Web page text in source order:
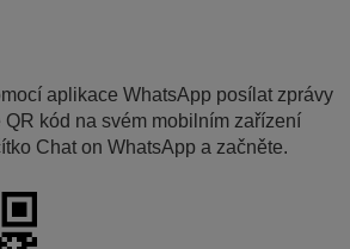
aplikace WhatsApp posílat zprávy
QR kód na svém mobilním zařízení
Chat on WhatsApp a začněte.